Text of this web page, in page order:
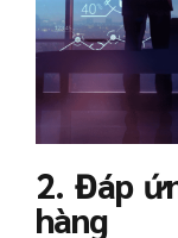
2. Đáp
hàng